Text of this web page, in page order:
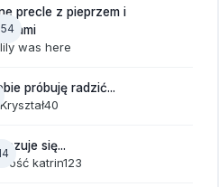
precle z pieprzem i
lily was here
próbuję radzić...
Kryształ40
czuje się...
katrin123